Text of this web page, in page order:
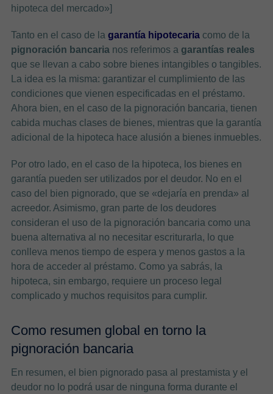
hipoteca del mercado»]
Tanto en el caso de la garantía hipotecariacomo de la
pignoración bancaria nos referimos a garantías reales
que se llevan a cabo sobre bienes intangibles o tangibles.
La idea es la misma: garantizar el cumplimiento de las
condiciones que vienen especificadas en el préstamo.
Ahora bien, en el caso de la pignoración bancaria, tienen
cabida muchas clases de bienes, mientras que la garantía
adicional de la hipoteca hace alusión a bienes inmuebles.
Por otro lado, en el caso de la hipoteca, los bienes en
garantía pueden ser utilizados por el deudor. No en el
caso del bien pignorado, que se «dejaría en prenda» al
acreedor. Asimismo, gran parte de los deudores
consideran el uso de la pignoración bancaria como una
buena alternativa al no necesitar escriturarla, lo que
conlleva menos tiempo de espera y menos gastos a la
hora de acceder al préstamo. Como ya sabrás, la
hipoteca, sin embargo, requiere un proceso legal
complicado y muchos requisitos para cumplir.
Como resumen global en torno la
pignoración bancaria
En resumen, el bien pignorado pasa al prestamista y el
deudor no lo podrá usar de ninguna forma durante el